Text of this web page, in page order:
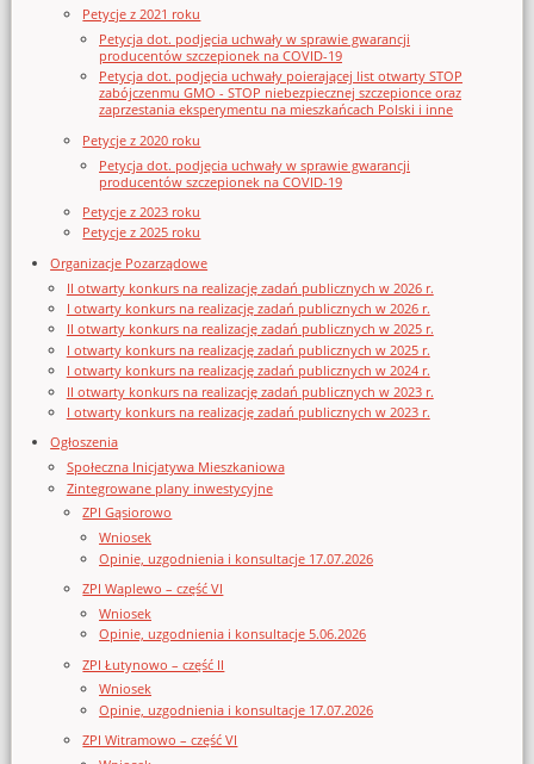
Petycje z 2021 roku
Petycja dot. podjęcia uchwały w sprawie gwarancji
producentów szczepionek na COVID-19
Petycja dot. podjęcia uchwały poierającej list otwarty STOP
zabójczenmu GMO - STOP niebezpiecznej szczepionce oraz
zaprzestania eksperymentu na mieszkańcach Polski i inne
Petycje z 2020 roku
Petycja dot. podjęcia uchwały w sprawie gwarancji
producentów szczepionek na COVID-19
Petycje z 2023 roku
Petycje z 2025 roku
Organizacje Pozarządowe
II otwarty konkurs na realizację zadań publicznych w 2026 r.
I otwarty konkurs na realizację zadań publicznych w 2026 r.
II otwarty konkurs na realizację zadań publicznych w 2025 r.
I otwarty konkurs na realizację zadań publicznych w 2025 r.
I otwarty konkurs na realizację zadań publicznych w 2024 r.
II otwarty konkurs na realizację zadań publicznych w 2023 r.
I otwarty konkurs na realizację zadań publicznych w 2023 r.
Ogłoszenia
Społeczna Inicjatywa Mieszkaniowa
Zintegrowane plany inwestycyjne
ZPI Gąsiorowo
Wniosek
Opinie, uzgodnienia i konsultacje 17.07.2026
ZPI Waplewo – część VI
Wniosek
Opinie, uzgodnienia i konsultacje 5.06.2026
ZPI Łutynowo – część II
Wniosek
Opinie, uzgodnienia i konsultacje 17.07.2026
ZPI Witramowo – część VI